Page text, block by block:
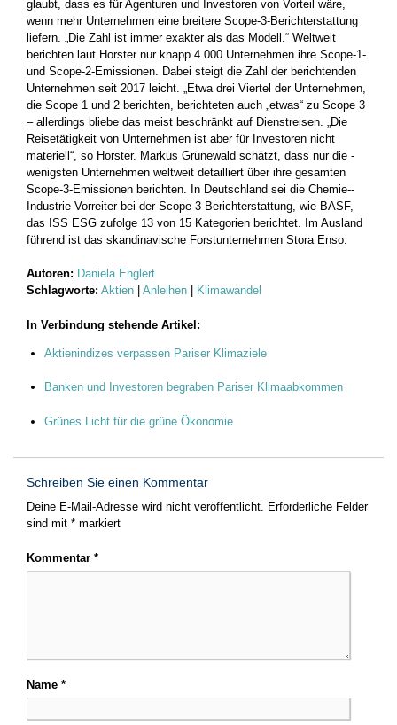
glaubt, dass es für Agenturen und Investoren von Vorteil wäre,
wenn mehr Unternehmen eine breitere Scope-3-Berichterstattung
liefern. „Die Zahl ist immer exakter als das Modell.“ Weltweit
berichten laut Horster nur knapp 4.000 Unternehmen ihre Scope-1-
und Scope-2-Emis­sionen. Dabei steigt die Zahl der berichtenden
Unternehmen seit 2017 leicht. „Etwa drei Viertel der Unternehmen,
die Scope 1 und 2 berichten, berichteten auch „etwas“ zu Scope 3
– allerdings bliebe das meist beschränkt auf Dienstreisen. „Die
Reisetätigkeit von ­Unternehmen ist aber für Investoren nicht
materiell“, so Horster. ­Markus Grünewald schätzt, dass nur die ­
wenigsten Unternehmen weltweit detailliert über ihre gesamten
Scope-3-Emissionen berichten. In Deutschland sei die Chemie-­
Industrie Vorreiter bei der Scope-3-Berichterstattung, wie BASF,
das ISS ESG zufolge 13 von 15 Kategorien berichtet. Im Ausland
führend ist das skandinavische Forstunternehmen Stora Enso.
Autoren: Daniela Englert
Schlagworte: Aktien Anleihen Klimawandel
In Verbindung stehende Artikel:
Aktienindizes verpassen Pariser Klimaziele
Banken und Investoren begraben Pariser Klimaabkommen
Grünes Licht für die grüne Ökonomie
Schreiben Sie einen Kommentar
Deine E-Mail-Adresse wird nicht veröffentlicht. Erforderliche Felder
sind mit * markiert
Kommentar *
Name *